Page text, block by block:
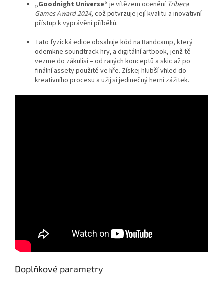
„Goodnight Universe“ je vítězem ocenění Tribeca
Games Award 2024, což potvrzuje její kvalitu a inovativní
přístup k vyprávění příběhů.
Tato fyzická edice obsahuje kód na Bandcamp, který
odemkne soundtrack hry, a digitální artbook, jenž tě
vezme do zákulisí – od raných konceptů a skic až po
finální assety použité ve hře. Získej hlubší vhled do
kreativního procesu a užij si jedinečný herní zážitek.
Doplňkové parametry